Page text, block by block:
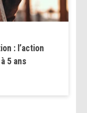
: l’action
5 ans